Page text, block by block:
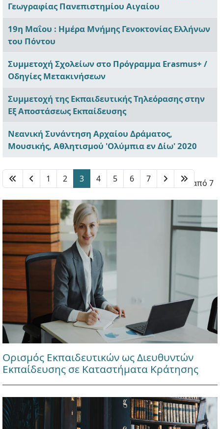
Γεωγραφίας Πανεπιστημίου Αιγαίου
19η Μαΐου : Ημέρα Μνήμης Γενοκτονίας Ελλήνων
του Πόντου
Συμμετοχή Σχολείων στο Πρόγραμμα Erasmus+ /
Οδηγίες Μετακινήσεων
Συμμετοχή της Εκπαιδευτικής Τηλεόρασης στην
Εξ Αποστάσεως Εκπαίδευσης
Νεανική Συνάντηση Αρχαίου Δράματος,
Μουσικής, Αθλητισμού 'Ολύμπια εν Δίω' 2020
Σελίδα 3 από 7
1 2 3 4 5 6 7
Ορισμός Εκπαιδευτικών ως Διευθυντών
Εκπαίδευσης σε Καταστήματα Κράτησης